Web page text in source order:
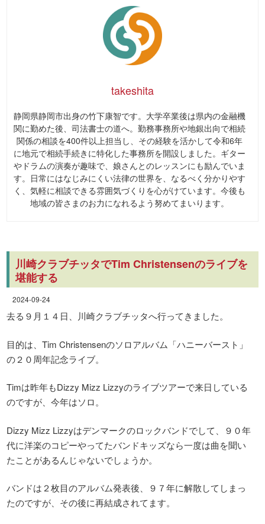
takeshita
静岡県静岡市出身の竹下康智です。大学卒業後は県内の金融機
関に勤めた後、司法書士の道へ。勤務事務所や地銀出向で相続
関係の相談を400件以上担当し、その経験を活かして令和6年
に地元で相続手続きに特化した事務所を開設しました。ギター
やドラムの演奏が趣味で、娘さんとのレッスンにも励んでいま
す。日常にはなじみにくい法律の世界を、なるべく分かりやす
く、気軽に相談できる雰囲気づくりを心がけています。今後も
地域の皆さまのお力になれるよう努めてまいります。
川崎クラブチッタでTim Christensenのライブを
堪能する
2024-09-24
去る９月１４日、川崎クラブチッタへ行ってきました。
目的は、Tim Christensenのソロアルバム「ハニーバースト」
の２０周年記念ライブ。
Timは昨年もDizzy Mizz Lizzyのライブツアーで来日している
のですが、今年はソロ。
Dizzy Mizz Lizzyはデンマークのロックバンドでして、９０年
代に洋楽のコピーやってたバンドキッズなら一度は曲を聞い
たことがあるんじゃないでしょうか。
バンドは２枚目のアルバム発表後、９７年に解散してしまっ
たのですが、その後に再結成されてます。